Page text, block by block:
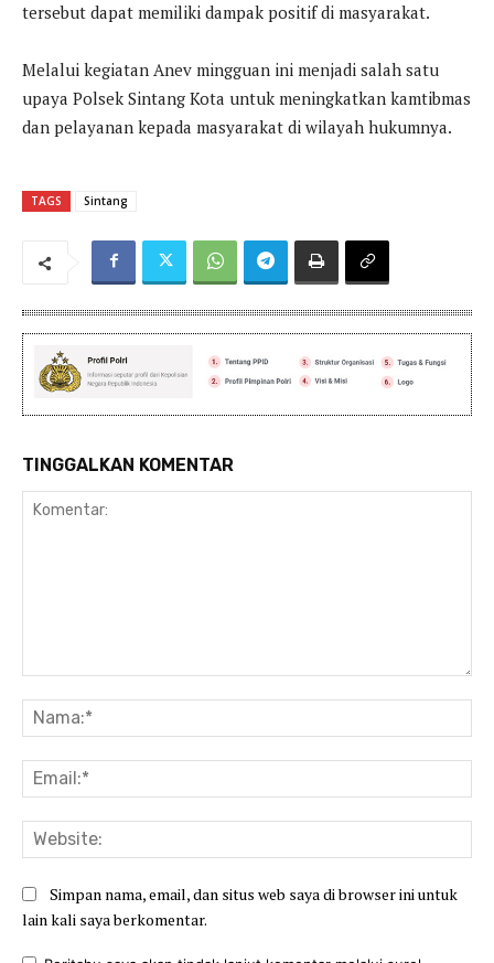
tersebut dapat memiliki dampak positif di masyarakat.
Melalui kegiatan Anev mingguan ini menjadi salah satu
upaya Polsek Sintang Kota untuk meningkatkan kamtibmas
dan pelayanan kepada masyarakat di wilayah hukumnya.
TAGS Sintang
TINGGALKAN KOMENTAR
Simpan nama, email, dan situs web saya di browser ini untuk
lain kali saya berkomentar.